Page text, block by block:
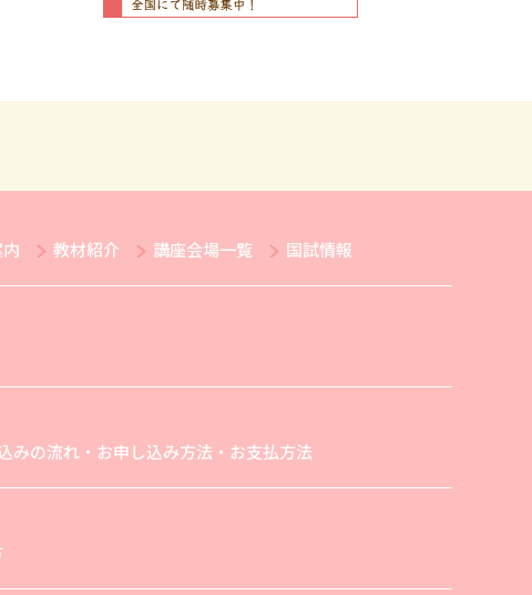
教材紹介 講座会場一覧 国試情報
みの流れ・お申し込み方法・お支払方法